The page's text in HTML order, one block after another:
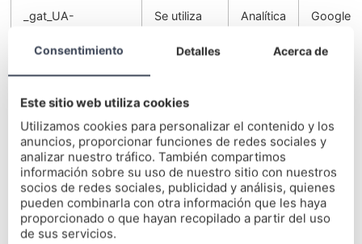
_gat_UA-
Se utiliza
distinguir a
Analítica Google
_gid
Se utiliza
para
distinguir a
los
usuarios
Analítica Google
_gcl_au
Consentimiento Detalles Acerca de
Este sitio web utiliza cookies
Utilizamos cookies para personalizar el contenido y los
anuncios, proporcionar funciones de redes sociales y
analizar nuestro tráfico. También compartimos
información sobre su uso de nuestro sitio con nuestros
socios de redes sociales, publicidad y análisis, quienes
pueden combinarla con otra información que les haya
proporcionado o que hayan recopilado a partir del uso
de sus servicios.